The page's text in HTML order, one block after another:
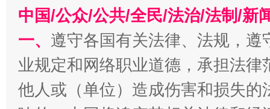
中国/公众/公共/全民/法治/法制/新
一、 遵守各国有关法律、法规，
业规定和网络职业道德，承担法
他人或（单位）造成伤害和损失